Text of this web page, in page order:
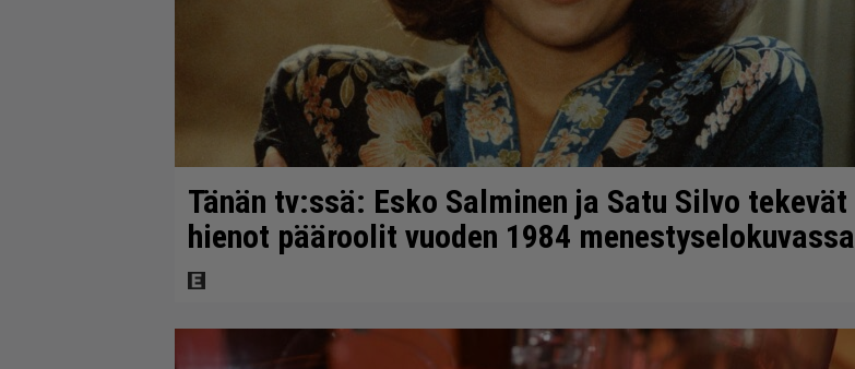
Tänän tv:ssä: Esko Salminen ja Satu Silvo tekevät
hienot pääroolit vuoden 1984 menestyselokuvassa